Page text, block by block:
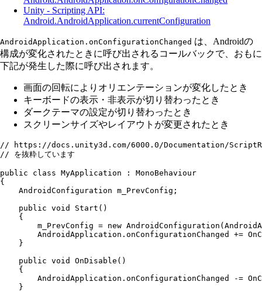
Unity - Scripting API:
Android.AndroidApplication.currentConfiguration
AndroidApplication.onConfigurationChanged は、Androidの
構成が変化されたときに呼び出されるコールバックで、おもに
下記が発生した際に呼び出されます。
画面の回転によりオリエンテーションが変化したとき
キーボードの表示・非表示が切り替わったとき
ダークテーマの設定が切り替わったとき
スクリーンサイズやレイアウトが変更されたとき
// https://docs.unity3d.com/6000.0/Documentation/
// を抜粋しています
public class MyApplication :
MonoBehaviour
{
    AndroidConfiguration
m_PrevConfig;
    public
void Start ()
    {
        m_PrevConfig
= new AndroidConfiguration (
        AndroidApplication
. onConfigurationChanged +=
    }
    public
void OnDisable ()
    {
        AndroidApplication
. onConfigurationChanged -=
    }